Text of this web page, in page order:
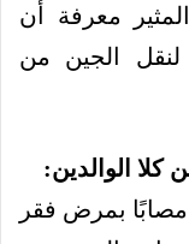
معرفة أن
لنقل الجين من
الوالدين:
بمرض فقر